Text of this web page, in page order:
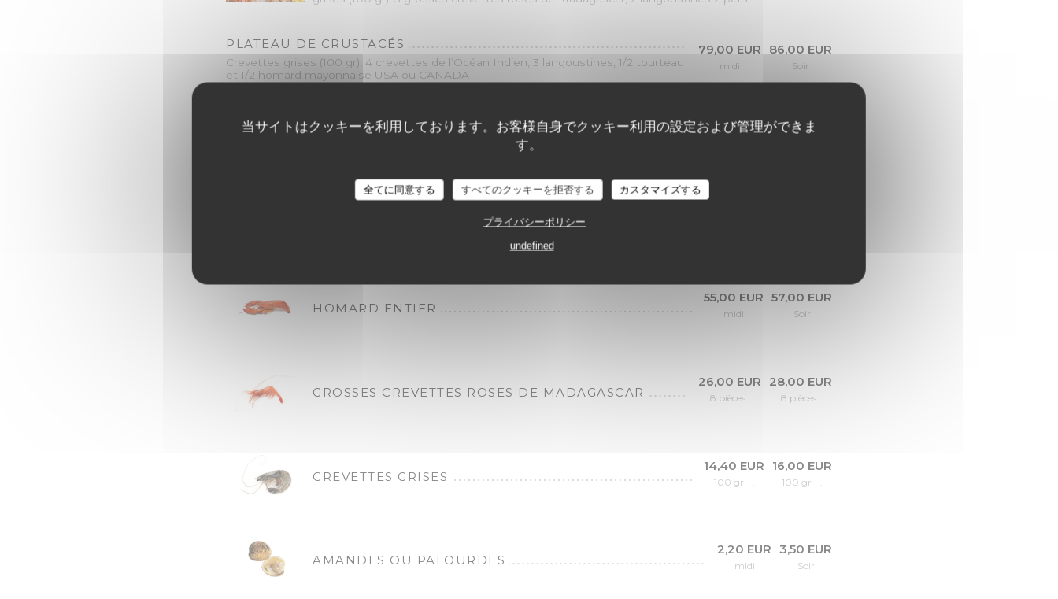
当サイトはクッキーを利用しております。お客様自身でクッキー利用の設定および管理ができま
す。
全てに同意する すべてのクッキーを拒否する カスタマイズする
プライバシーポリシー
undefined
PLATEAU DE CRUSTACÉS
Crevettes grises (100 gr), 4 crevettes de l’Océan Indien, 3 langoustines, 1/2 tourteau
et 1/2 homard mayonnaise USA ou CANADA
79,00 EUR
midi
86,00 EUR
Soir
LANGOUSTINE FROIDE À LA PIÈCE 6,90 EUR 8,00 EUR
TOURTEAU ENTIER MAYONNAISE
HOMARD ENTIER
55,00 EUR
midi
57,00 EUR
Soir
GROSSES CREVETTES ROSES DE MADAGASCAR
26,00 EUR
8 pièces .
28,00 EUR
8 pièces .
CREVETTES GRISES
14,40 EUR
100 gr - .
16,00 EUR
100 gr - .
AMANDES OU PALOURDES
2,20 EUR
midi
3,50 EUR
Soir